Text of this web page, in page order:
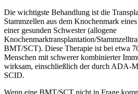
Die wichtigste Behandlung ist die
Stammzellen aus dem Knochenmark
einer gesunden Schwester (allogene
Knochenmarktransplantation/
BMT/SCT). Diese Therapie ist bei etwa
Menschen mit schwerer kombinierter
wirksam, einschließlich der durch ADA-
SCID.
Wenn eine BMT/SCT nicht in Frage